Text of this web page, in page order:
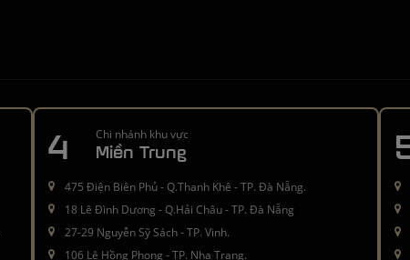
4 Chi nhánh khu vực
Miền Trung
475 Điện Biên Phủ - Q.Thanh Khê - TP. Đà Nẵng.
18 Lê Đình Dương - Q.Hải Châu - TP. Đà Nẵng
27-29 Nguyễn Sỹ Sách - TP. Vinh.
106 Lê Hồng Phong - TP. Nha Trang.